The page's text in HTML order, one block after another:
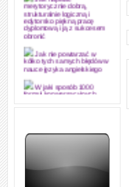
Jak napisać
merytorycznie dobrą,
strukturalnie logiczną i
edytorsko piękną pracę
dyplomową i ją z sukcesem
obronić
Jak nie powtarzać w
kółko tych samych błędów w
nauce języka angielskiego
W jaki sposób 1000
formuł konwersacyjnych
pozwoli Ci opanować język
Angielskie przyimki
zapamiętasz